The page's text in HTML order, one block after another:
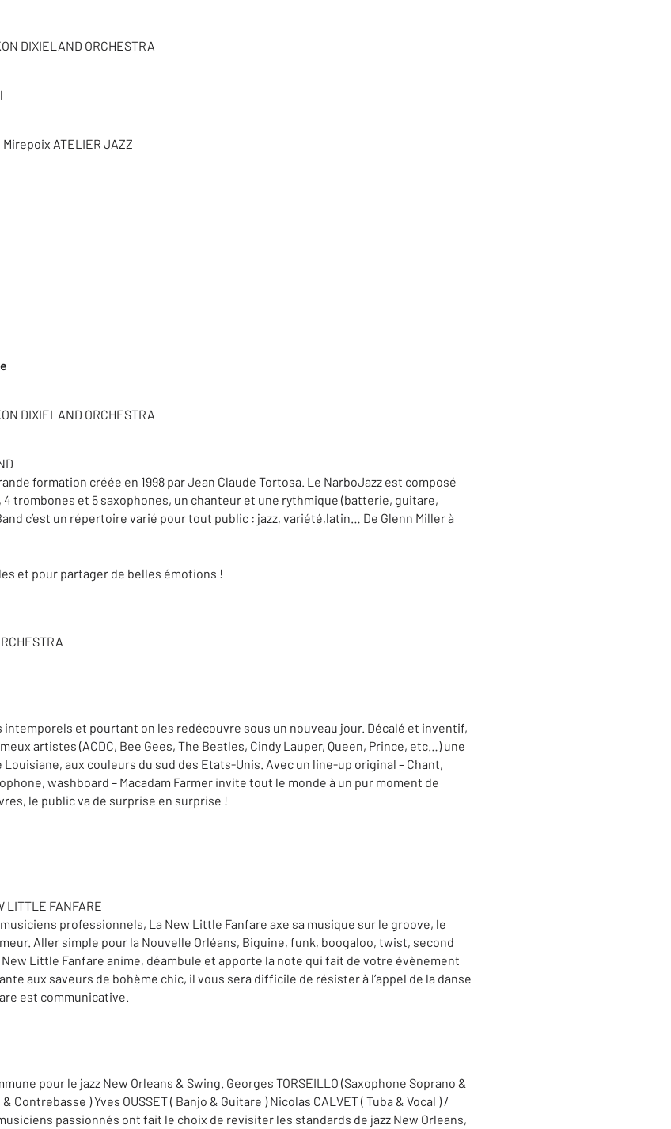
DIXIELAND ORCHESTRA
ATELIER JAZZ
DIXIELAND ORCHESTRA
formation créée en 1998 par Jean Claude Tortosa. Le NarboJazz est composé
trombones et 5 saxophones, un chanteur et une rythmique (batterie, guitare,
c’est un répertoire varié pour tout public : jazz, variété,latin… De Glenn Miller à
et pour partager de belles émotions !
et pourtant on les redécouvre sous un nouveau jour. Décalé et inventif,
artistes (ACDC, Bee Gees, The Beatles, Cindy Lauper, Queen, Prince, etc…) une
aux couleurs du sud des Etats-Unis. Avec un line-up original – Chant,
washboard – Macadam Farmer invite tout le monde à un pur moment de
le public va de surprise en surprise !
LITTLE FANFARE
professionnels, La New Little Fanfare axe sa musique sur le groove, le
Aller simple pour la Nouvelle Orléans, Biguine, funk, boogaloo, twist, second
Little Fanfare anime, déambule et apporte la note qui fait de votre évènement
aux saveurs de bohème chic, il vous sera difficile de résister à l’appel de la danse
est communicative.
pour le jazz New Orleans & Swing. Georges TORSEILLO (Saxophone Soprano &
Contrebasse ) Yves OUSSET ( Banjo & Guitare ) Nicolas CALVET ( Tuba & Vocal ) /
passionnés ont fait le choix de revisiter les standards de jazz New Orleans,